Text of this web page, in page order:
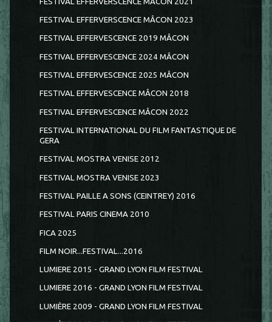
FESTIVAL EFFERVERSCENCE MÂCON 2023
FESTIVAL EFFERVESCENCE 2019 MÂCON
FESTIVAL EFFERVESCENCE 2024 MÂCON
FESTIVAL EFFERVESCENCE 2025 MÂCON
FESTIVAL EFFERVESCENCE MÂCON 2018
FESTIVAL EFFERVESCENCE MÂCON 2022
FESTIVAL INTERNATIONAL DU FILM FANTASTIQUE DE
GERA
FESTIVAL MOSTRA VENISE 2012
FESTIVAL MOSTRA VENISE 2023
FESTIVAL PAILLE A SONS (CEINTREY) 2016
FESTIVAL PARIS CINEMA 2010
FICA 2025
FILM NOIR...FESTIVAL...2016
LUMIERE 2015 - GRAND LYON FILM FESTIVAL
LUMIERE 2016 - GRAND LYON FILM FESTIVAL
LUMIÈRE 2009 - GRAND LYON FILM FESTIVAL